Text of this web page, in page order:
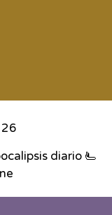
26
diario 🫷⁣